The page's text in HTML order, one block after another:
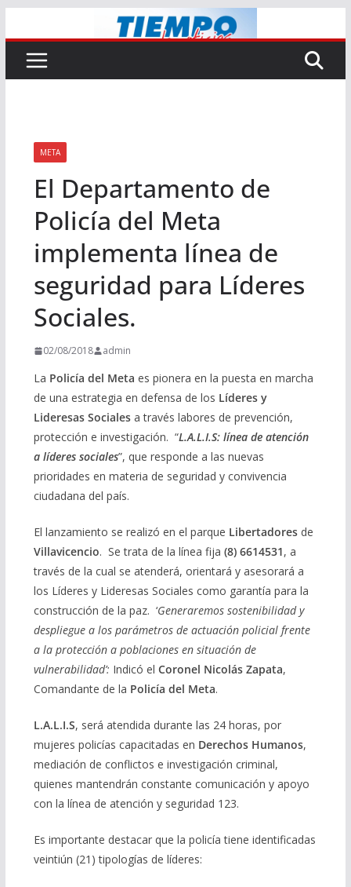
al
contenido
META
El Departamento de
Policía del Meta
implementa línea de
seguridad para Líderes
Sociales.
02/08/2018 admin
La Policía del Meta es pionera en la puesta en marcha
de una estrategia en defensa de los Líderes y
Lideresas Socialesa través labores de prevención,
protección e investigación. “L.A.L.I.S: línea de atención
a líderes sociales”, que responde a las nuevas
prioridades en materia de seguridad y convivencia
ciudadana del país.
El lanzamiento se realizó en el parque Libertadoresde
Villavicencio. Se trata de la línea fija (8) 6614531, a
través de la cual se atenderá, orientará y asesorará a
los Líderes y Lideresas Sociales como garantía para la
construcción de la paz. ‘Generaremos sostenibilidad y
despliegue a los parámetros de actuación policial frente
a la protección a poblaciones en situación de
vulnerabilidad’: Indicó el Coronel Nicolás Zapata,
Comandante de la Policía del Meta.
L.A.L.I.S, será atendida durante las 24 horas, por
mujeres policías capacitadas en Derechos Humanos,
mediación de conflictos e investigación criminal,
quienes mantendrán constante comunicación y apoyo
con la línea de atención y seguridad 123.
Es importante destacar que la policía tiene identificadas
veintiún (21) tipologías de líderes: